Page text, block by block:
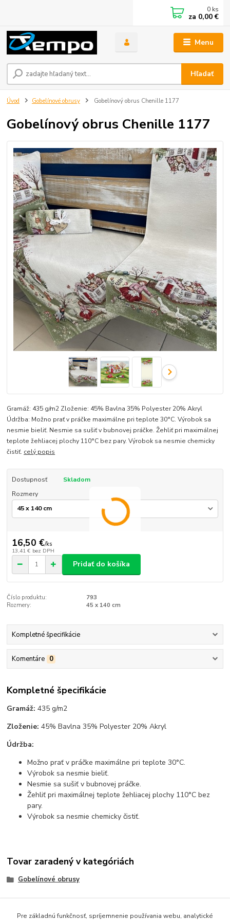
Menu
Hľadať
0 ks
za 0,00 €
Úvod Gobelínové obrusy Gobelínový obrus Chenille 1177
Gobelínový obrus Chenille 1177
Gramáž: 435 g/m2 Zloženie: 45% Bavlna 35% Polyester 20% Akryl
Údržba: Možno prať v práčke maximálne pri teplote 30°C. Výrobok sa
nesmie bieliť. Nesmie sa sušiť v bubnovej práčke. Žehliť pri maximálnej
teplote žehliacej plochy 110°C bez pary. Výrobok sa nesmie chemicky
čistiť. celý popis
Dostupnosť
Skladom
Rozmery
16,50 €/ks
13,41 € bez DPH
Pridať do košíka
Číslo produktu:
793
Rozmery:
45 x 140 cm
Kompletné špecifikácie
Komentáre 0
Kompletné špecifikácie
Gramáž: 435 g/m2
Zloženie: 45% Bavlna 35% Polyester 20% Akryl
Údržba:
Možno prať v práčke maximálne pri teplote 30°C.
Výrobok sa nesmie bieliť.
Nesmie sa sušiť v bubnovej práčke.
Žehliť pri maximálnej teplote žehliacej plochy 110°C bez
pary.
Výrobok sa nesmie chemicky čistiť.
Tovar zaradený v kategóriách
Gobelínové obrusy
Pre základnú funkčnosť, spríjemnenie používania webu, analytické